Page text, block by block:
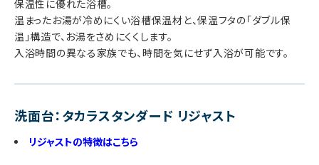
保温性に優れた浴槽。
温まったお湯が冷めにくい浴槽保温材と、保温フタの「ダブル保
温」構造で、お湯をさめにくくします。
入浴時間の異なる家族でも、時間を気にせず入浴が可能です。
洗面台：タカラスタンダード リジャスト
リジャストの特徴はこちら